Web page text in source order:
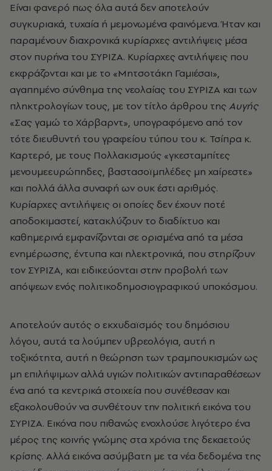
Είναι φανερό πως όλα αυτά δεν αποτελούν
συγκυριακά, τυχαία ή μεμονωμένα φαινόμενα. Ήταν και
παραμένουν διαχρονικά κυρίαρχες αντιλήψεις μέσα
στον πυρήνα του ΣΥΡΙΖΑ. Κυρίαρχες αντιλήψεις που
εκφράζονται και με το «Μητσοτάκη Γαμιέσαι»,
αγαπημένο σύνθημα της νεολαίας του ΣΥΡΙΖΑ και των
πληκτρολογίων τους, με τον τίτλο άρθρου της Αυγής
«Σας γαμώ το Χάρβαρντ», υπογραφόμενο από τον
τότε διευθυντή του γραφείου τύπου του κ. Τσίπρα κ.
Καρτερό, με τους Πολλακισμούς «γκεσταμπίτες
μενουμεευρώπηδες, βαστασοϊμπλέδες μη χαίρεστε»
και πολλά άλλα συναφή ων ουκ έστι αριθμός.
Κυρίαρχες αντιλήψεις οι οποίες δεν έχουν ποτέ
αποδοκιμαστεί, κατακλύζουν το διαδίκτυο και
καθημερινά εμφανίζονται σε ορισμένα από τα μέσα
ενημέρωσης, έντυπα και ηλεκτρονικά, που στηρίζουν
τον ΣΥΡΙΖΑ, και ειδικεύονται στην προβολή των
απόψεων ενός πολιτικοδημοσιογραφικού υποκόσμου.
Αποτελούν αυτός ο εκχυδαϊσμός του δημόσιου
λόγου, αυτά τα λούμπεν υβρεολόγια, αυτή η
τοξικότητα, αυτή η θεώρηση των τραμπουκισμών ως
μη επιλήψιμων αλλά υγιών πολιτικών αντιπαραθέσεων
ένα από τα κεντρικά στοιχεία που συνέθεσαν και
εξακολουθούν να συνθέτουν την πολιτική εικόνα του
ΣΥΡΙΖΑ. Εικόνα που πιθανώς ενοχλούσε λιγότερο ένα
μέρος της κοινής γνώμης στα χρόνια της δεκαετούς
κρίσης. Αλλά εικόνα ασύμβατη με τα νέα δεδομένα της